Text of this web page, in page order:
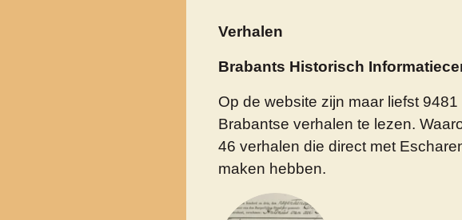
Verhalen
Brabants Historisch
Op de website zijn maar liefst 9481
Brabantse verhalen te lezen.
46 verhalen die direct met
maken hebben.